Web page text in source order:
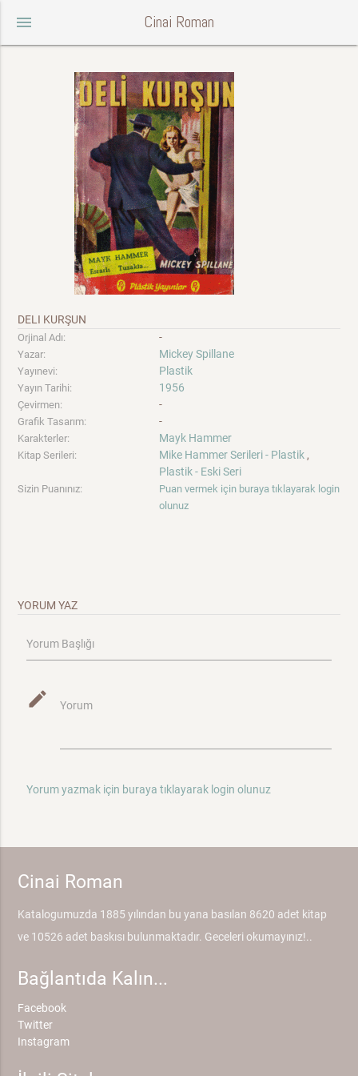
menu Cinai Roman
DELI KURŞUN
Orjinal Adı: -
Yazar: Mickey Spillane
Yayınevi: Plastik
Yayın Tarihi: 1956
Çevirmen: -
Grafik Tasarım: -
Karakterler: Mayk Hammer
Kitap Serileri: Mike Hammer Serileri - Plastik ,
Plastik - Eski Seri
Sizin Puanınız:
Puan vermek için buraya tıklayarak login
olunuz
YORUM YAZ
Yorum Başlığı
mode_edit Yorum
Yorum yazmak için buraya tıklayarak login olunuz
Cinai Roman
Katalogumuzda 1885 yılından bu yana basılan 8620 adet kitap
ve 10526 adet baskısı bulunmaktadır. Geceleri okumayınız!..
Bağlantıda Kalın...
Facebook
Twitter
Instagram